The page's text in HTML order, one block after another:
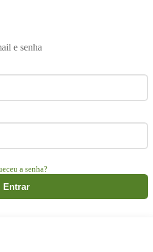
e senha
a senha?
Entrar